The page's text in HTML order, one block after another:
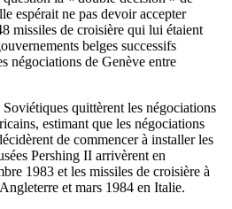
espérait ne pas devoir accepter
missiles de croisière qui lui étaient
belges successifs
négociations de Genève entre
quittèrent les négociations
estimant que les négociations
de commencer à installer les
Pershing II arrivèrent en
1983 et les missiles de croisière à
et mars 1984 en Italie.